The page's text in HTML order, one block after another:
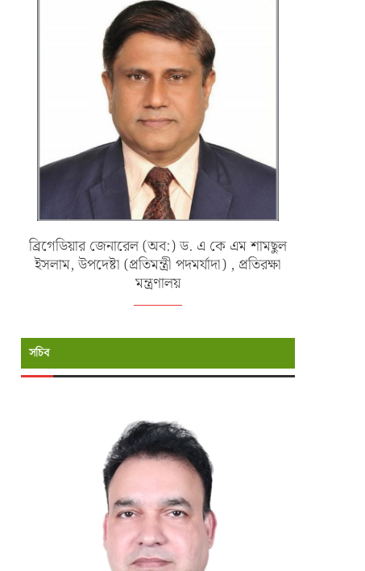
ব্রিগেডিয়ার জেনারেল (অব:) ড. এ কে এম শামছুল
ইসলাম, উপদেষ্টা (প্রতিমন্ত্রী পদমর্যাদা) , প্রতিরক্ষা
মন্ত্রণালয়
সচিব